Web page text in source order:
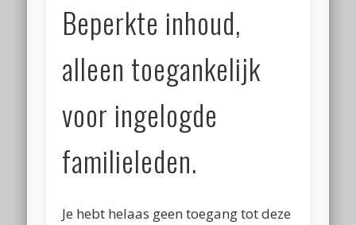
Beperkte inhoud,
alleen toegankelijk
voor ingelogde
familieleden.
Je hebt helaas geen toegang tot deze